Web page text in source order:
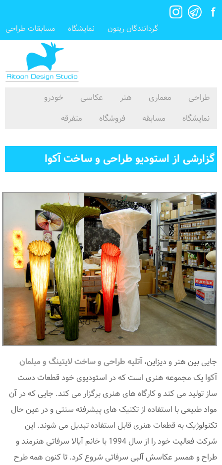
گردانندگان ریتون نمایشگاه مسابقات طراحی
طراحی معماری هنر عکاسی
خودرو
نمایشگاه
مسابقه فروشگاه متفرقه
گزارشی از استودیو طراحی و ساخت آکوا
جایی بین هنر و دیزاین،آتلیه طراحی و ساخت لایتینگ و مبلمان
آکوایک مجموعه هنری است که در استودیوی خود قطعات دست
ساز تولید می کند و کارگاه های هنری برگزار می کند. جایی که در آن
مواد طبیعی با استفاده از تکنیک های پیشرفته سنتی و در عین حال
تکنولوژیک به قطعات هنری قابل استفاده تبدیل می شوند. این
شرکت فعالیت خود را از سال 1994 با خانم آیالا سرفاتی هنرمند و
طراح و همسر عکاسش آلبی سرفاتی شروع کرد. تا کنون همه طرح